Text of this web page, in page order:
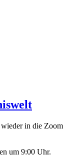
in die Zoom
um 9:00 Uhr.